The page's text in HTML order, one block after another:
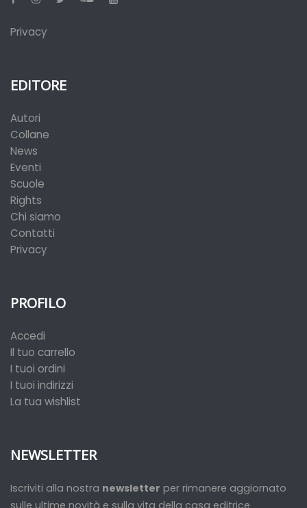
Privacy
EDITORE
Autori
Collane
News
Eventi
Scuole
Rights
Chi siamo
Contatti
Privacy
PROFILO
Accedi
Il tuo carrello
I tuoi ordini
I tuoi indirizzi
La tua wishlist
NEWSLETTER
Iscriviti alla nostra newsletter per rimanere aggiornato
sulle ultime novità e sulla vita della casa editrice